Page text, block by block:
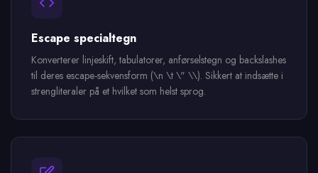
Escape specialtegn
Konverterer linjeskift, tabulatorer, anførselstegn og backslashes
til deres escape-sekvensform (\n \t \" \\). Sikkert at indsætte i
strengliteraler på et hvilket som helst sprog.